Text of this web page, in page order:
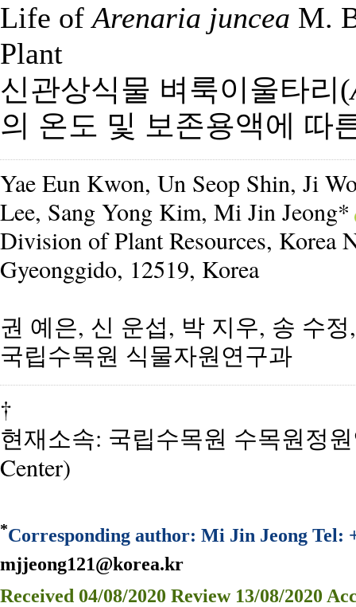
Life ofArenaria juncea M.
Plant
신관상식물 벼룩이울타리(
의 온도 및 보존용액에 따
Yae Eun Kwon, Un Seop Shin, Ji
Lee, Sang Yong Kim, Mi Jin Jeong*
Division of Plant Resources, Korea
Gyeonggido, 12519, Korea
권 예은, 신 운섭, 박 지우, 송 수
국립수목원 식물자원연구과
†
현재소속: 국립수목원 수목원정원
Center)
*Corresponding author: Mi Jin Jeong Tel:
mjjeong121@korea.kr
Received 04/08/2020 Review13/08/2020